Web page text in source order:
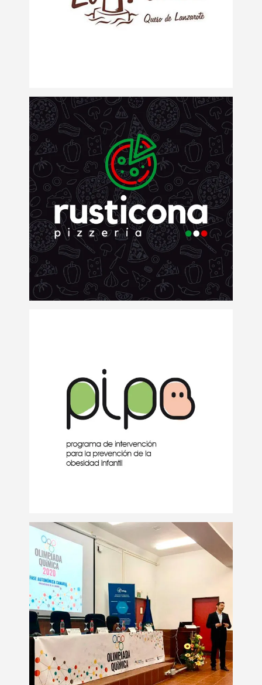
Logotipos
Logo Pizzería La
Rusticona
Logotipos
Logo Programa PIPO
Logotipos
Material gráfico para
eventos
Eventos